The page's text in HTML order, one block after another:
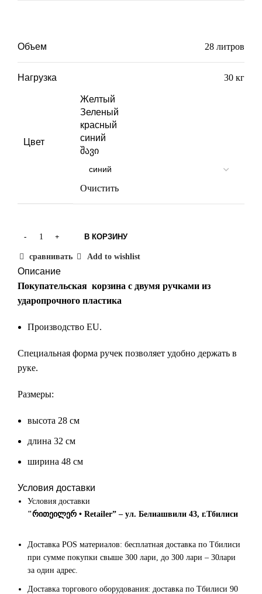
Объем 28 литров
Нагрузка 30 кг
Цвет
Желтый
Зеленый
красный
синий
შავი
Очистить
В КОРЗИНУ
сравнивать Add to wishlist
Описание
Покупательская корзина с двумя ручками из
ударопрочного пластика
Производство EU.
Специальная форма ручек позволяет удобно держать в
руке.
Размеры:
высота 28 см
длина 32 см
ширина 48 см
Условия доставки
Условия доставки
"რითეილერ • Retailer” – ул. Белиашвили 43, г.Тбилиси
Доставка POS материалов: бесплатная доставка по Тбилиси
при сумме покупки свыше 300 лари, до 300 лари – 30лари
за один адрес.
Доставка торгового оборудования: доставка по Тбилиси 90